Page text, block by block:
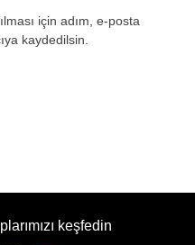
için adım, e-posta
kaydedilsin.
keşfedin